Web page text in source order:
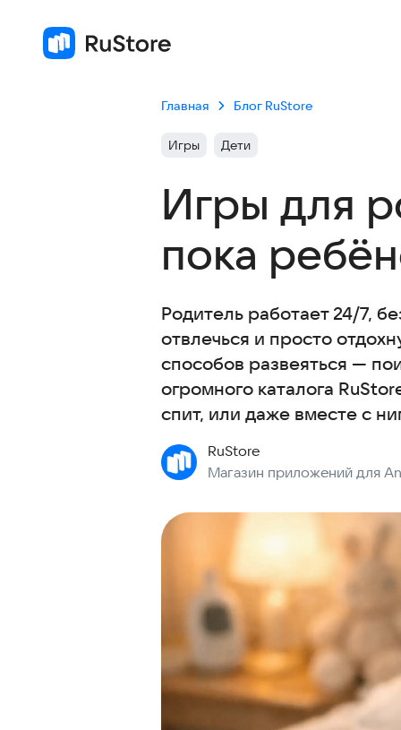
Главная Блог RuStore
Игры Дети
Игры для
пока
Родитель работает 24/7,
отвлечься и просто
способов развеяться —
огромного каталога
спит, или даже вместе с
RuStore
Магазин приложений для